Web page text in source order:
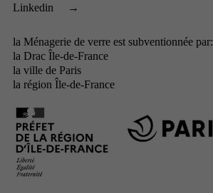
Linkedin →
la Ménagerie de verre est subventionnée par:
la Drac Île-de-France
la ville de Paris
la région Île-de-France